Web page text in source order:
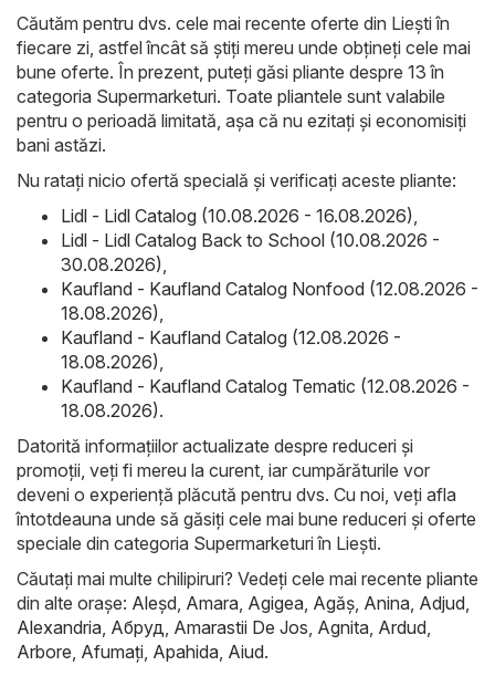
Căutăm pentru dvs. cele mai recente oferte din Lieşti în
fiecare zi, astfel încât să știți mereu unde obțineți cele mai
bune oferte. În prezent, puteți găsi pliante despre 13 în
categoria Supermarketuri. Toate pliantele sunt valabile
pentru o perioadă limitată, așa că nu ezitați și economisiți
bani astăzi.
Nu ratați nicio ofertă specială și verificați aceste pliante:
Lidl - Lidl Catalog (10.08.2026 - 16.08.2026)
Lidl - Lidl Catalog Back to School (10.08.2026 -
30.08.2026)
Kaufland - Kaufland Catalog Nonfood (12.08.2026 -
18.08.2026)
Kaufland - Kaufland Catalog (12.08.2026 -
18.08.2026)
Kaufland - Kaufland Catalog Tematic (12.08.2026 -
18.08.2026).
Datorită informațiilor actualizate despre reduceri și
promoții, veți fi mereu la curent, iar cumpărăturile vor
deveni o experiență plăcută pentru dvs. Cu noi, veți afla
întotdeauna unde să găsiți cele mai bune reduceri și oferte
speciale din categoria Supermarketuri în Lieşti.
Căutați mai multe chilipiruri? Vedeți cele mai recente pliante
din alte orașe: Aleşd Amara Agigea Agăş Anina Adjud
Alexandria Абруд Amarastii De Jos Agnita Ardud
Arbore Afumaţi Apahida Aiud.